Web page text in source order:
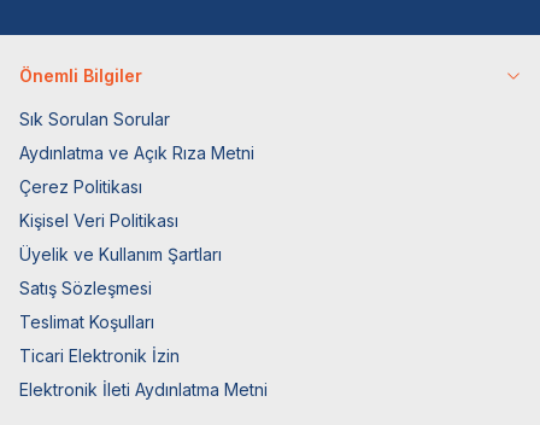
Önemli Bilgiler
Sık Sorulan Sorular
Aydınlatma ve Açık Rıza Metni
Çerez Politikası
Kişisel Veri Politikası
Üyelik ve Kullanım Şartları
Satış Sözleşmesi
Teslimat Koşulları
Ticari Elektronik İzin
Elektronik İleti Aydınlatma Metni